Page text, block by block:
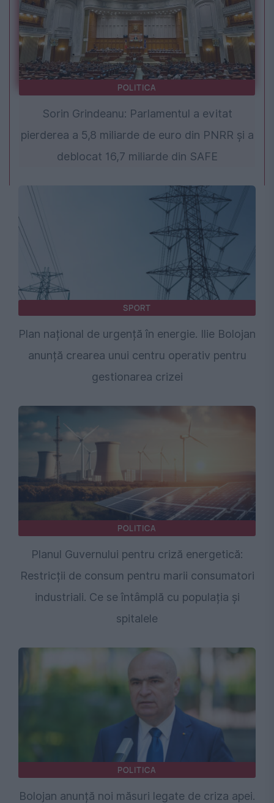
POLITICA
Sorin Grindeanu: Parlamentul a evitat
pierderea a 5,8 miliarde de euro din PNRR și a
deblocat 16,7 miliarde din SAFE
SPORT
Plan național de urgență în energie. Ilie Bolojan
anunță crearea unui centru operativ pentru
gestionarea crizei
POLITICA
Planul Guvernului pentru criză energetică:
Restricții de consum pentru marii consumatori
industriali. Ce se întâmplă cu populația și
spitalele
POLITICA
Bolojan anunță noi măsuri legate de criza apei.